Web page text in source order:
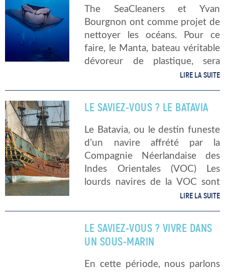
The SeaCleaners et Yvan
Bourgnon ont comme projet de
nettoyer les océans. Pour ce
faire, le Manta, bateau véritable
dévoreur de plastique, sera
construit entre 2022 et 2024. Il
renouvelables. Zoom sur […]
LIRE LA SUITE
LE SAVIEZ-VOUS ? LE BATAVIA
Le Batavia, ou le destin funeste
d’un navire affrété par la
Compagnie Néerlandaise des
Indes Orientales (VOC) Les
lourds navires de la VOC sont
résistants et capables de
lesquelles principalement des
[…]
LIRE LA SUITE
LE SAVIEZ-VOUS ? VIVRE DANS
UN SOUS-MARIN
En cette période, nous parlons